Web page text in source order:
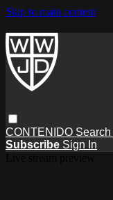
Skip to main content
CONTENIDO Search
Subscribe Sign In